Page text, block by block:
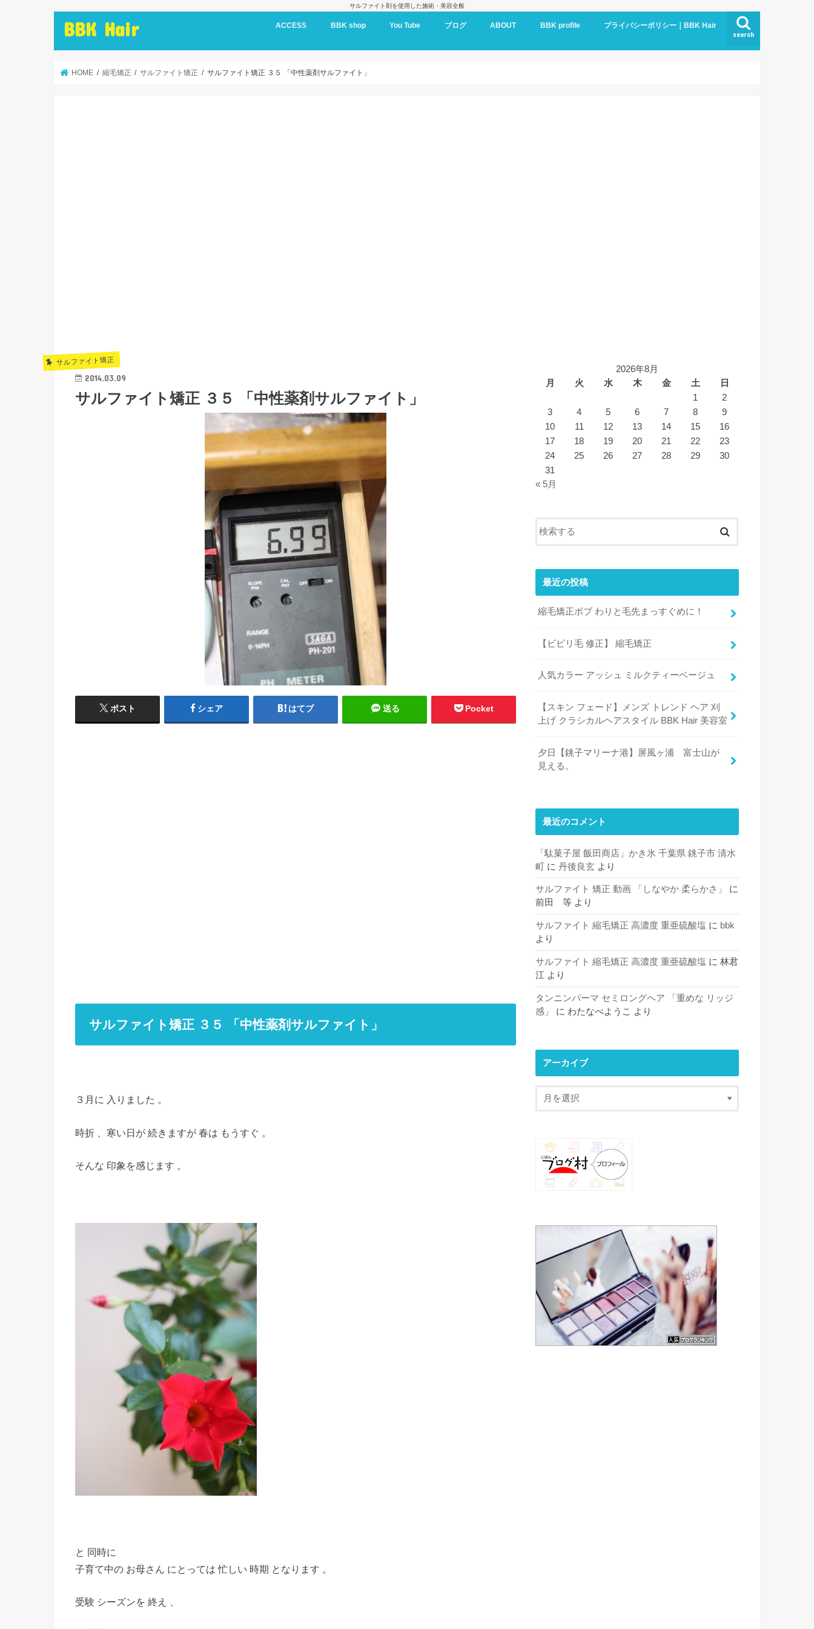
サルファイト剤を使用した施術・美容全般
BBK Hair search
ACCESS BBK shop
BBK oil
You Tube ブログ ABOUT BBK profile プライバシーポリシー｜BBK Hair
HOME 縮毛矯正 サルファイト矯正 サルファイト矯正 ３５ 「中性薬剤サルファイト」
サルファイト矯正
2014.03.09
サルファイト矯正 ３５ 「中性薬剤サルファイト」
ポスト シェア はてブ 送る Pocket
サルファイト矯正 ３５ 「中性薬剤サルファイト」
３月に 入りました 。
時折 、寒い日が 続きますが 春は もうすぐ 。
そんな 印象を感じます 。
と 同時に
子育て中の お母さん にとっては 忙しい 時期 となります 。
受験 シーズンを 終え 、
2026年8月
月
火 水 木 金 土
日
1
2
3
4 5 6 7 8
9
10
11 12 13 14 15
16
17
18 19 20 21 22
23
24
25 26 27 28 29
30
31
« 5月
最近の投稿
縮毛矯正ボブ わりと毛先まっすぐめに！
【ビビリ毛 修正】 縮毛矯正
人気カラー アッシュ ミルクティーベージュ
【スキン フェード】メンズ トレンド ヘア 刈
上げ クラシカルヘアスタイル BBK Hair 美容室
夕日【銚子マリーナ港】屏風ヶ浦 富士山が
見える。
最近のコメント
「駄菓子屋 飯田商店」かき氷 千葉県 銚子市 清水
町 に 丹後良玄 より
サルファイト 矯正 動画 「しなやか 柔らかさ」
に
前田 等 より
サルファイト 縮毛矯正 高濃度 重亜硫酸塩 に bbk
より
サルファイト 縮毛矯正 高濃度 重亜硫酸塩 に 林君
江 より
タンニンパーマ セミロングヘア 「重めな リッジ
感」
に わたなべようこ より
アーカイブ